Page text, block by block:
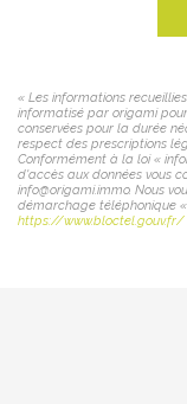
« Les informations
informatisé par origami
conservées pour la durée
respect des prescriptions
Conformément à la loi «
d'accès aux données vous
info@origami.immo. Nous
démarchage téléphonique
https://www.bloctel.gouv.fr/